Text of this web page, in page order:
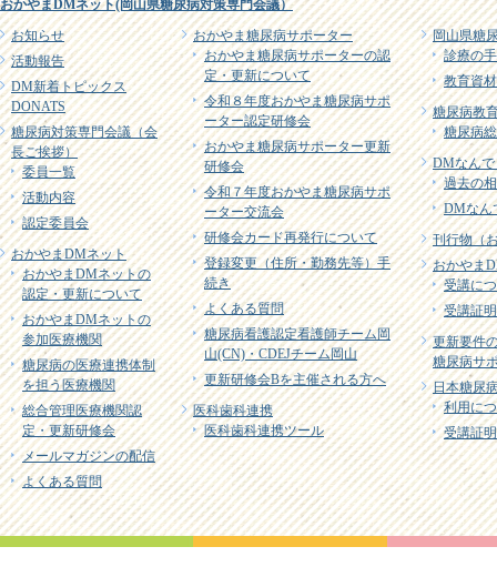
おかやまDMネット(岡山県糖尿病対策専門会議）
お知らせ
活動報告
DM新着トピックス
DONATS
糖尿病対策専門会議（会
長ご挨拶）
委員一覧
活動内容
認定委員会
おかやまDMネット
おかやまDMネットの
認定・更新について
おかやまDMネットの
参加医療機関
糖尿病の医療連携体制
を担う医療機関
総合管理医療機関認
定・更新研修会
メールマガジンの配信
よくある質問
おかやま糖尿病サポーター
おかやま糖尿病サポーターの認
定・更新について
令和８年度おかやま糖尿病サポ
ーター認定研修会
おかやま糖尿病サポーター更新
研修会
令和７年度おかやま糖尿病サポ
ーター交流会
研修会カード再発行について
登録変更（住所・勤務先等）手
続き
よくある質問
糖尿病看護認定看護師チーム岡
山(CN)・CDEJチーム岡山
更新研修会Bを主催される方へ
医科歯科連携
医科歯科連携ツール
岡山県糖
診療の
教育資材
糖尿病教
糖尿病
DMなん
過去の
DMなん
刊行物（
おかやま
受講に
受講証
更新要件
糖尿病サ
日本糖尿
利用に
受講証